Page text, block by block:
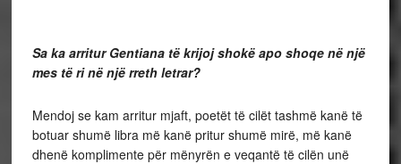
Sa ka arritur Gentiana të krijoj shokë apo shoqe në një
mes të ri në një rreth letrar?
Mendoj se kam arritur mjaft, poetët të cilët tashmë kanë të
botuar shumë libra më kanë pritur shumë mirë, më kanë
dhenë komplimente për mënyrën e veqantë të cilën unë